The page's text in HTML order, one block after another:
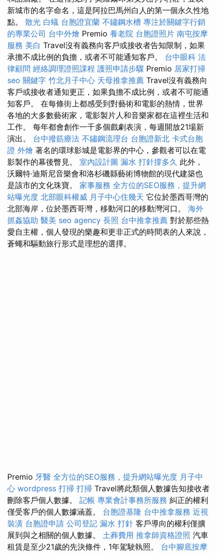
新城市的名字命名，這是阿拉巴馬州白人的第一個永久性地
點。 散光 白蟻 台胞證宜蘭 不鏽鋼水槽 專注於關鍵字行銷
的專業公司 台中外燴 Premio 養老院 台胞證照片 南屯按摩
服務 美白 Travel沒有義務向客戶或接收者告知限制，如果
承擔不成比例的負擔，或者不可能通知客戶。 台中眼科 法
律顧問 經絡調理證照課程 護照申請步驟 Premio 居家打掃
seo 關鍵字 竹北月子中心 天母推拿推薦 Travel沒有義務向
客戶或接收者通知更正，如果負擔不成比例，或者不可能通
知客戶。 在每條街上都感受到對藝術和電影的熱情，世界
各地的大多數藝術家，電影製片人和音樂家都在這裡生活和
工作。 每年都會創作一千多個戲劇表演，每週開放21場新
演出。 台中撥筋療法 不鏽鋼流理台 台胞證新北 卡式台胞
證 外燴 著名的環球影城是電影界的中心，參觀者可以在電
影製作的幕後瞥見。 室內設計圖 漏水 打針撐多久 此外，
沃爾特·迪斯尼音樂會和洛杉磯縣藝術博物館的現代建築也
是該市的文化珠寶。 家事服務 全方位的SEO服務，提升網
站曝光度 北部眼科權威 月子中心住幾天 它位於墨西哥灣的
北部海岸，位於墨西哥灣，移動河口的移動灣河口。 海外
抓姦協助 醫美 seo agency 長照 台中推拿推薦 對於那些熱
愛自主權，個人發現的樂趣和更非正式的時間表的人來說，
蒼蠅和驅動旅行形式是理想的選擇。
Premio 牙醫 全方位的SEO服務，提升網站曝光度 月子中
心 wordpress 打掃 打掃 Travel將此類個人數據告知接收者
刪除客戶個人數據。 記帳 專業會計事務所服務 糾正的權利
僅受客戶的個人數據涵蓋。 台胞證基隆 台中推拿服務 近視
裝潢 台胞證申請 公司登記 漏水 打針 客戶導向的權利僅擴
展到與之相關的個人數據。 土葬費用 推拿師資格證照 汽車
租賃是至少21歲的先決條件，1年駕駛執照。 台中腳底按摩